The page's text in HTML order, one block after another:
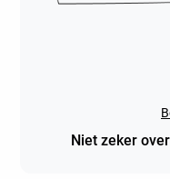
Niet zeker